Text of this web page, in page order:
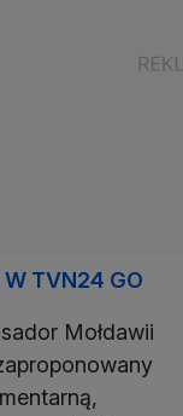
W TVN24 GO
Mołdawii